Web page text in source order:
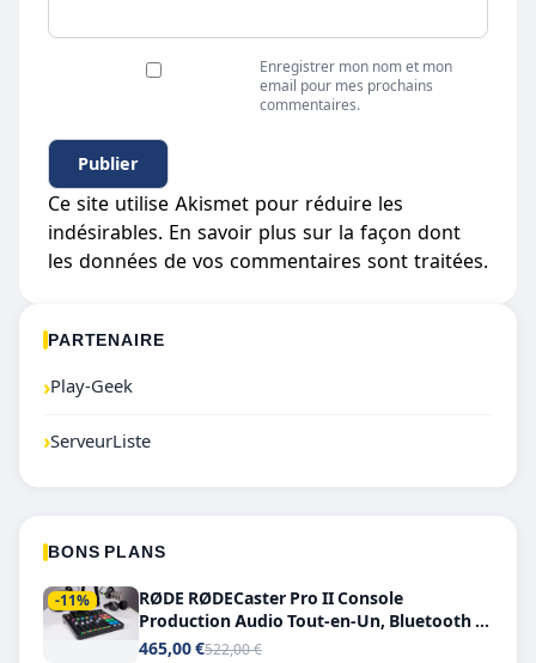
Enregistrer mon nom et mon
email pour mes prochains
commentaires.
Ce site utilise Akismet pour réduire les
indésirables. En savoir plus sur la façon dont
les données de vos commentaires sont traitées.
PARTENAIRE
›Play-Geek
›ServeurListe
BONS PLANS
-11%
RØDE RØDECaster Pro II Console
Production Audio Tout-en-Un, Bluetooth et
Double USB-C
465,00 €522,00 €